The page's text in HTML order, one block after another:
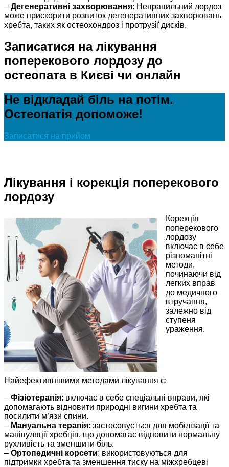
– Дегенеративні захворювання: Неправильний лордоз
може прискорити розвиток дегенеративних захворювань
хребта, таких як остеохондроз і протрузії дисків.
Записатися на лікування
поперекового лордозу до
остеопата в Києві чи онлайн
Не відкладай біль на потім.
Остеопатія допоможе!
Записатися на прийом
Лікування і корекція поперекового
лордозу
Корекція
поперекового
лордозу
включає в себе
різноманітні
методи,
починаючи від
легких вправ
до медичного
втручання,
залежно від
ступеня
ураження.
Найефективнішими методами лікування є:
– Фізіотерапія: включає в себе спеціальні вправи, які
допомагають відновити природні вигини хребта та
посилити м’язи спини.
– Мануальна терапія: застосовується для мобілізації та
маніпуляції хребців, що допомагає відновити нормальну
рухливість та зменшити біль.
– Ортопедичні корсети: використовуються для
підтримки хребта та зменшення тиску на міжхребцеві